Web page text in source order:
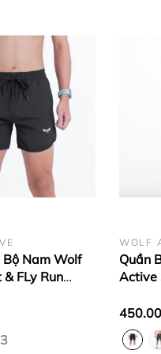
Bộ Nam Wolf
FLy Run
Mát, Co Giãn
WOLF
Quần
Active
Liệu
Chiều